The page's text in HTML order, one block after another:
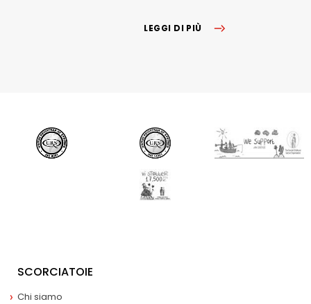
LEGGI DI PIÙ
SCORCIATOIE
Chi siamo